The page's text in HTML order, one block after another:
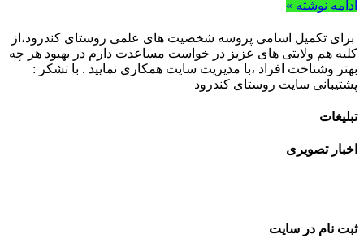
ادامه نوشته »
برای تکمیل اسامی پروسه شخصیت های علمی روستای کندرود،از
کلیه هم ولایتی های عزیز در خواست مساعدت دارم در بهبود هر چه
بهتر وشناخت افراد ،با مدیریت سایت همکاری نمایید . با تشکر :
پشتیبانی سایت روستای کندرود
تبلیغات
اخبار تصویری
ثبت نام در سایت